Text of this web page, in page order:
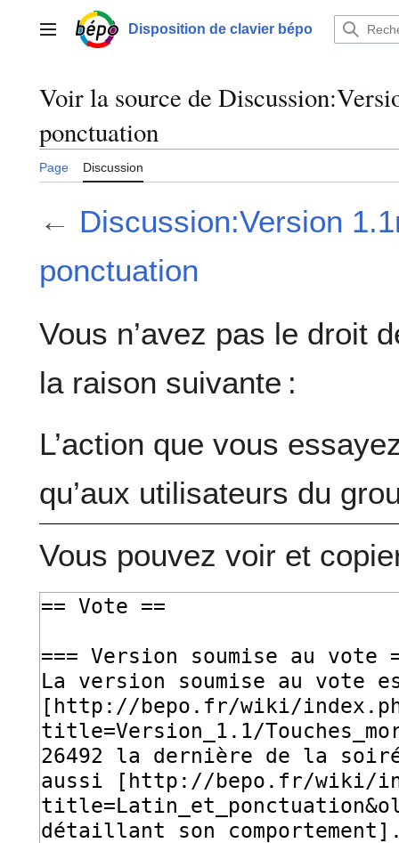
contenuMenu principalDisposition de clavier bépo
Voir la source de
ponctuation
Page Discussion
← Discussion:Version
ponctuation
Vous n’avez pas le droit
la raison suivante :
L’action que vous
qu’aux utilisateurs du
Vous pouvez voir et